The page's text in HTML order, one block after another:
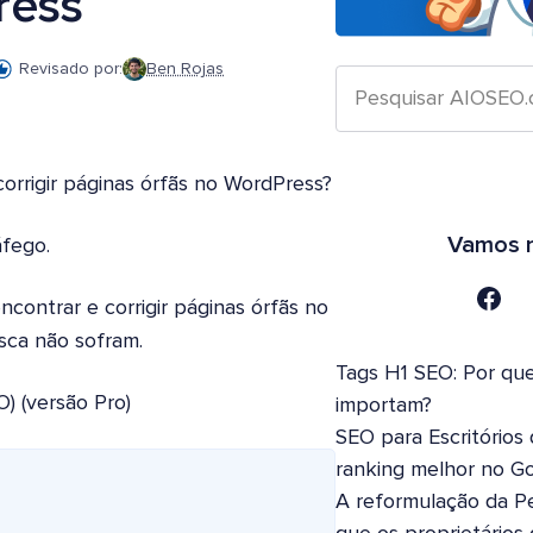
Revisado por: Ben Rojas
páginas órfãs no WordPress?
e corrigir páginas órfãs no
não sofram.
(versão Pro)
Vamos
Tags H1 SEO: Por
importam?
SEO para
ranking melhor no
A reformulação da